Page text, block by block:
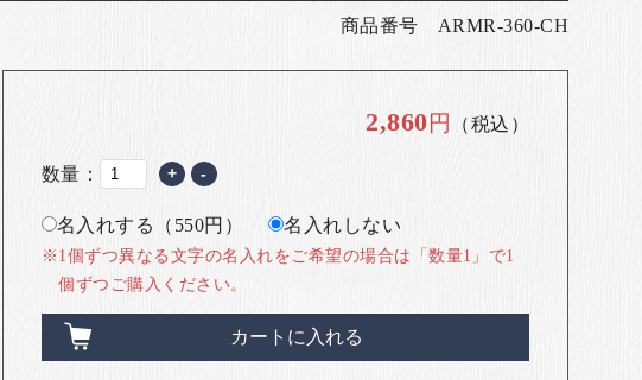
商品番号 ARMR-360-CH
2,860円 （税込）
数量： + -
名入れする（550円） 名入れしない
※1個ずつ異なる文字の名入れをご希望の場合は「数量1」で1
個ずつご購入ください。
カートに入れる